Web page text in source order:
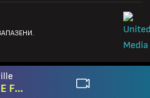
YOU MAKE ME FEEL (MIGHTY REAL)